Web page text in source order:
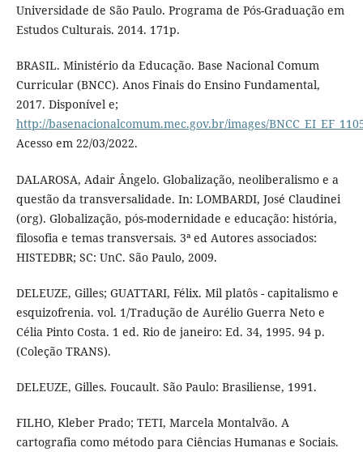
Universidade de São Paulo. Programa de Pós-Graduação em
Estudos Culturais. 2014. 171p.
BRASIL. Ministério da Educação. Base Nacional Comum
Curricular (BNCC). Anos Finais do Ensino Fundamental,
2017. Disponível e;
http://basenacionalcomum.mec.gov.br/images/
Acesso em 22/03/2022.
DALAROSA, Adair Ângelo. Globalização, neoliberalismo e a
questão da transversalidade. In: LOMBARDI, José Claudinei
(org). Globalização, pós-modernidade e educação: história,
filosofia e temas transversais. 3ª ed Autores associados:
HISTEDBR; SC: UnC. São Paulo, 2009.
DELEUZE, Gilles; GUATTARI, Félix. Mil platôs - capitalismo e
esquizofrenia. vol. 1/Tradução de Aurélio Guerra Neto e
Célia Pinto Costa. 1 ed. Rio de janeiro: Ed. 34, 1995. 94 p.
(Coleção TRANS).
DELEUZE, Gilles. Foucault. São Paulo: Brasiliense, 1991.
FILHO, Kleber Prado; TETI, Marcela Montalvão. A
cartografia como método para Ciências Humanas e Sociais.